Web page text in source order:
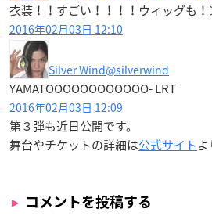
衣装！！すごい！！！！ウィッグも！
2016年02月03日 12:10
Silver Wind@silverwind
YAMATOOOOOOOOOOOO- LRT
2016年02月03日 12:09
第３弾も近日公開です。
舞台やチケットの詳細は公式サイト
コメントを投稿する